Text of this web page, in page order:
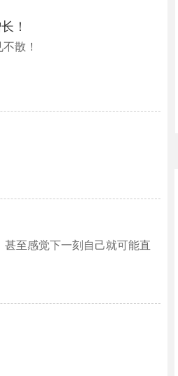
！
散！
至感觉下一刻自己就可能直